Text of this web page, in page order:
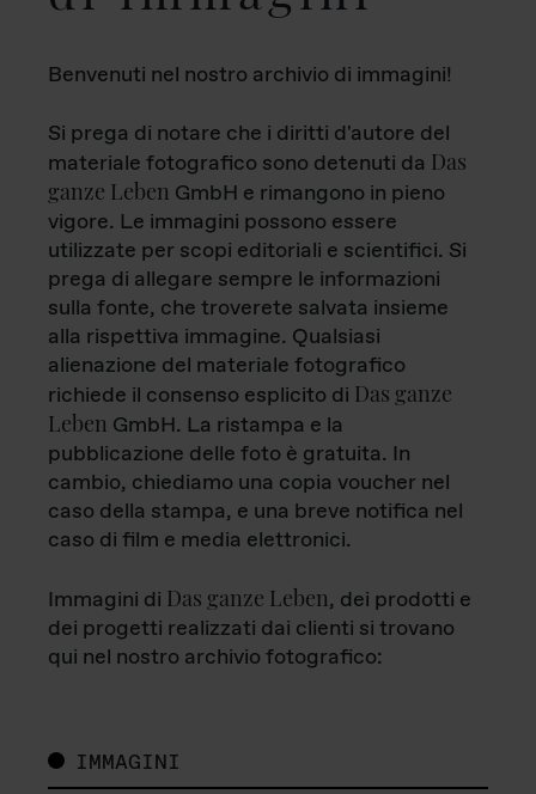
Benvenuti nel nostro archivio di immagini!
Si prega di notare che i diritti d'autore del
materiale fotografico sono detenuti da Das
ganze Leben GmbH e rimangono in pieno
vigore. Le immagini possono essere
utilizzate per scopi editoriali e scientifici. Si
prega di allegare sempre le informazioni
sulla fonte, che troverete salvata insieme
alla rispettiva immagine. Qualsiasi
alienazione del materiale fotografico
richiede il consenso esplicito di Das ganze
Leben GmbH. La ristampa e la
pubblicazione delle foto è gratuita. In
cambio, chiediamo una copia voucher nel
caso della stampa, e una breve notifica nel
caso di film e media elettronici.
Immagini di Das ganze Leben, dei prodotti e
dei progetti realizzati dai clienti si trovano
qui nel nostro archivio fotografico:
IMMAGINI